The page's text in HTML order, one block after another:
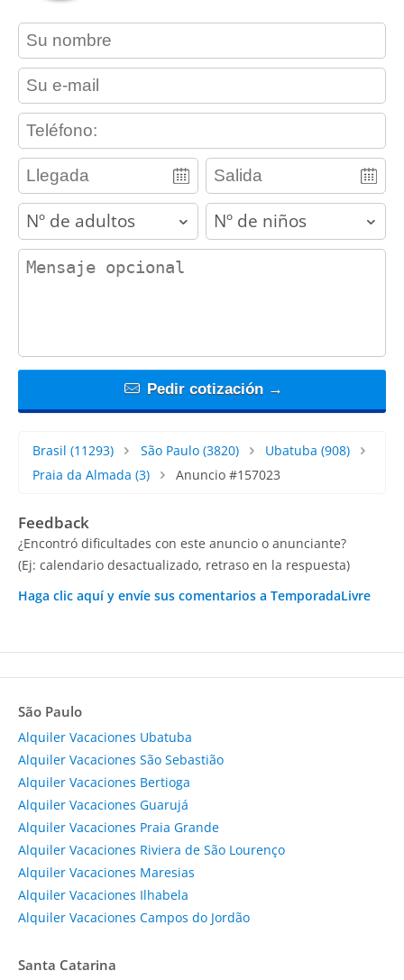
contact_name
contact_email
contact_phone
adults children
contact_message
Pedir cotización →
Brasil (11293) São Paulo(3820) Ubatuba (908)
Praia da Almada (3) Anuncio #157023
Feedback
¿Encontró dificultades con este anuncio o anunciante?
(Ej: calendario desactualizado, retraso en la respuesta)
Haga clic aquí y envíe sus comentarios a TemporadaLivre
São Paulo
Alquiler Vacaciones Ubatuba
Alquiler Vacaciones São Sebastião
Alquiler Vacaciones Bertioga
Alquiler Vacaciones Guarujá
Alquiler Vacaciones Praia Grande
Alquiler Vacaciones Riviera de São Lourenço
Alquiler Vacaciones Maresias
Alquiler Vacaciones Ilhabela
Alquiler Vacaciones Campos do Jordão
Santa Catarina